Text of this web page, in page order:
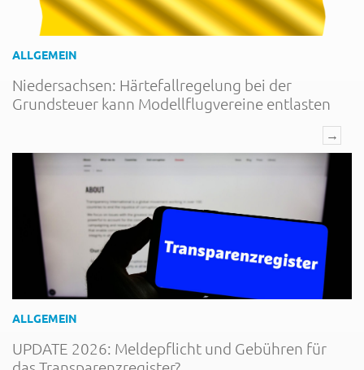
ALLGEMEIN
Niedersachsen: Härtefallregelung bei der
Grundsteuer kann Modellflugvereine entlasten
→
ALLGEMEIN
UPDATE 2026: Meldepflicht und Gebühren für